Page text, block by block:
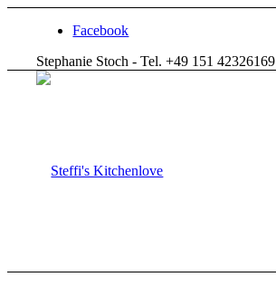
Facebook
Stephanie Stoch - Tel. +49 151 42326169